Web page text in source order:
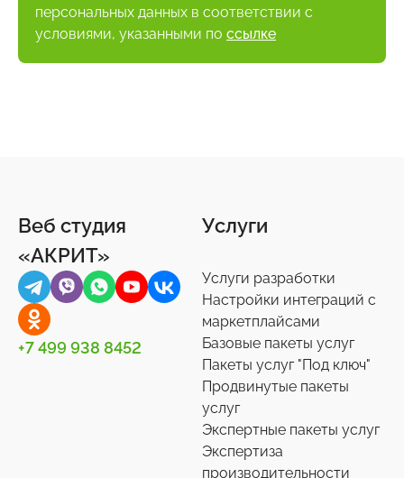
персональных данных в соответствии с
условиями, указанными по ссылке
Веб студия
«АКРИТ»
+7 499 938 8452
Услуги
Услуги разработки
Настройки интеграций с
маркетплайсами
Базовые пакеты услуг
Пакеты услуг "Под ключ"
Продвинутые пакеты
услуг
Экспертные пакеты услуг
Экспертиза
производительности